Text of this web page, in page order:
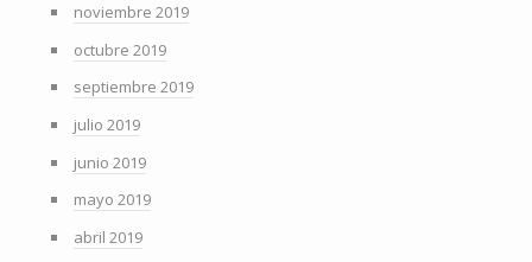
noviembre 2019
octubre 2019
septiembre 2019
julio 2019
junio 2019
mayo 2019
abril 2019